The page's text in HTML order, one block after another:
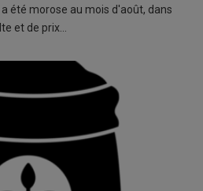
été morose au mois d'août, dans
et de prix…